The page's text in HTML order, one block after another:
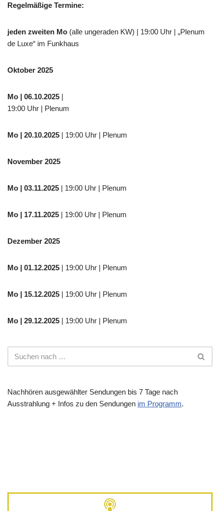
Regelmäßige Termine:
jeden zweiten Mo (alle ungeraden KW) | 19:00 Uhr | „Plenum
de Luxe“ im Funkhaus
Oktober 2025
Mo | 06.10.2025 |
19:00 Uhr | Plenum
Mo | 20.10.2025 | 19:00 Uhr | Plenum
November 2025
Mo | 03.11.2025 | 19:00 Uhr | Plenum
Mo | 17.11.2025 | 19:00 Uhr | Plenum
Dezember 2025
Mo | 01.12.2025 | 19:00 Uhr | Plenum
Mo | 15.12.2025 | 19:00 Uhr | Plenum
Mo | 29.12.2025 | 19:00 Uhr | Plenum
Nachhören ausgewählter Sendungen bis 7 Tage nach
Ausstrahlung + Infos zu den Sendungen im Programm.